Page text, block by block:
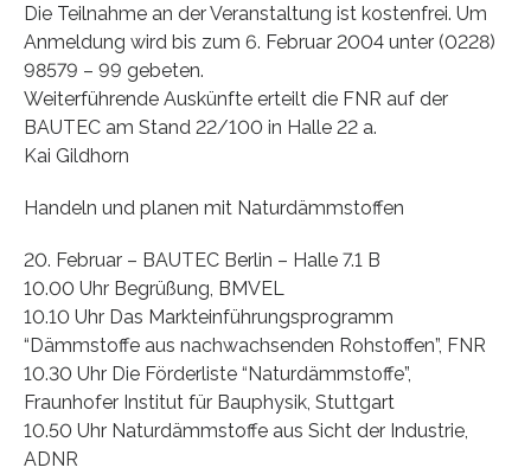
Die Teilnahme an der Veranstaltung ist kostenfrei. Um
Anmeldung wird bis zum 6. Februar 2004 unter (0228)
98579 – 99 gebeten.
Weiterführende Auskünfte erteilt die FNR auf der
BAUTEC am Stand 22/100 in Halle 22 a.
Kai Gildhorn
Handeln und planen mit Naturdämmstoffen
20. Februar – BAUTEC Berlin – Halle 7.1 B
10.00 Uhr Begrüßung, BMVEL
10.10 Uhr Das Markteinführungsprogramm
“Dämmstoffe aus nachwachsenden Rohstoffen”, FNR
10.30 Uhr Die Förderliste “Naturdämmstoffe”,
Fraunhofer Institut für Bauphysik, Stuttgart
10.50 Uhr Naturdämmstoffe aus Sicht der Industrie,
ADNR